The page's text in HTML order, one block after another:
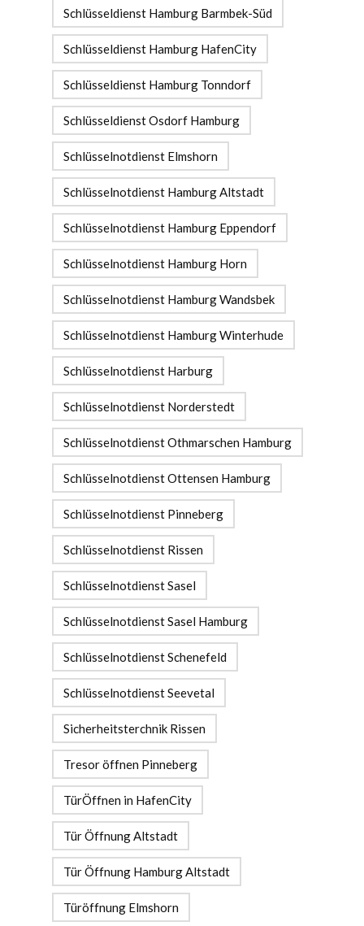
Schlüsseldienst Hamburg Barmbek-Süd
Schlüsseldienst Hamburg HafenCity
Schlüsseldienst Hamburg Tonndorf
Schlüsseldienst Osdorf Hamburg
Schlüsselnotdienst Elmshorn
Schlüsselnotdienst Hamburg Altstadt
Schlüsselnotdienst Hamburg Eppendorf
Schlüsselnotdienst Hamburg Horn
Schlüsselnotdienst Hamburg Wandsbek
Schlüsselnotdienst Hamburg Winterhude
Schlüsselnotdienst Harburg
Schlüsselnotdienst Norderstedt
Schlüsselnotdienst Othmarschen Hamburg
Schlüsselnotdienst Ottensen Hamburg
Schlüsselnotdienst Pinneberg
Schlüsselnotdienst Rissen
Schlüsselnotdienst Sasel
Schlüsselnotdienst Sasel Hamburg
Schlüsselnotdienst Schenefeld
Schlüsselnotdienst Seevetal
Sicherheitsterchnik Rissen
Tresor öffnen Pinneberg
TürÖffnen in HafenCity
Tür Öffnung Altstadt
Tür Öffnung Hamburg Altstadt
Türöffnung Elmshorn